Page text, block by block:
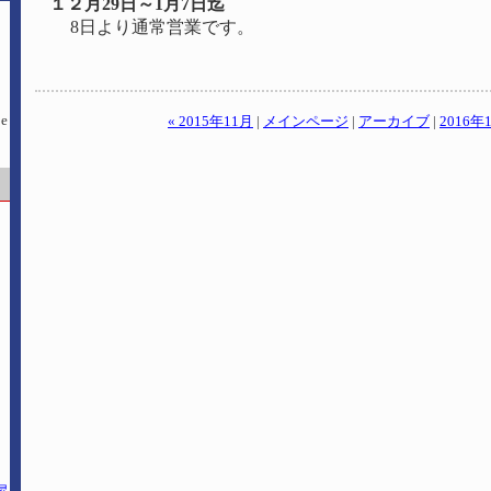
１２月29日～1月7日迄
8日より通常営業です。
« 2015年11月 メインページ アーカイブ 2016年